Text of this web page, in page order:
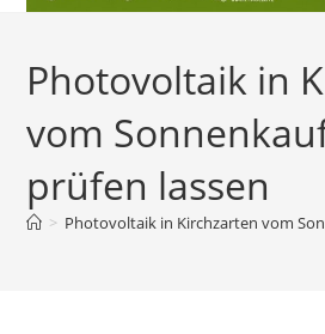
Photovoltaik in
vom
prüfen lassen
> Photovoltaik in Kirchzarten vom